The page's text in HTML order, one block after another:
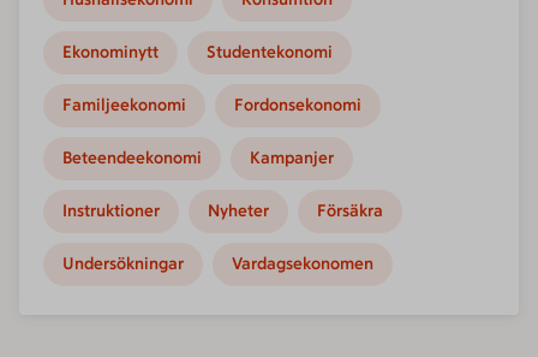
Ekonominytt Studentekonomi
Familjeekonomi Fordonsekonomi
Beteendeekonomi Kampanjer
Instruktioner Nyheter Försäkra
Undersökningar Vardagsekonomen